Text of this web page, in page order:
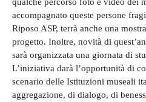
accompagnato queste persone
Riposo ASP, terrà anche una
progetto. Inoltre, novità di
sarà organizzata una giornata di
L’iniziativa darà l’opportunità di
scenario delle Istituzioni museali
aggregazione, di dialogo, di